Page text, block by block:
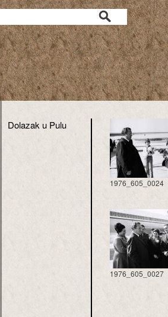
Dolazak u Pulu
1976_605_0024
1976_605_0027